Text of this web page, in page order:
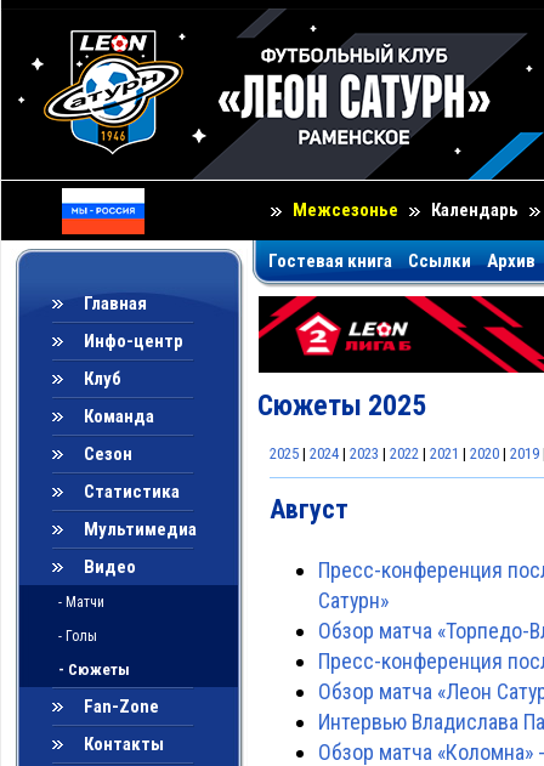
Межсезонье Календарь
Главная
Инфо-центр
Клуб
Команда
Сезон
Статистика
Мультимедиа
Видео
- Матчи
- Голы
- Сюжеты
Fan-Zone
Контакты
Гостевая книга Ссылки Архив
Сюжеты 2025
2025 | 2024 | 2023 | 2022 | 2021 | 2020 | 2019
Август
Пресс-конференция
Сатурн»
Обзор матча «Торпедо-
Пресс-конференция
Обзор матча «Леон
Интервью Владислава
Обзор матча «Коломна»